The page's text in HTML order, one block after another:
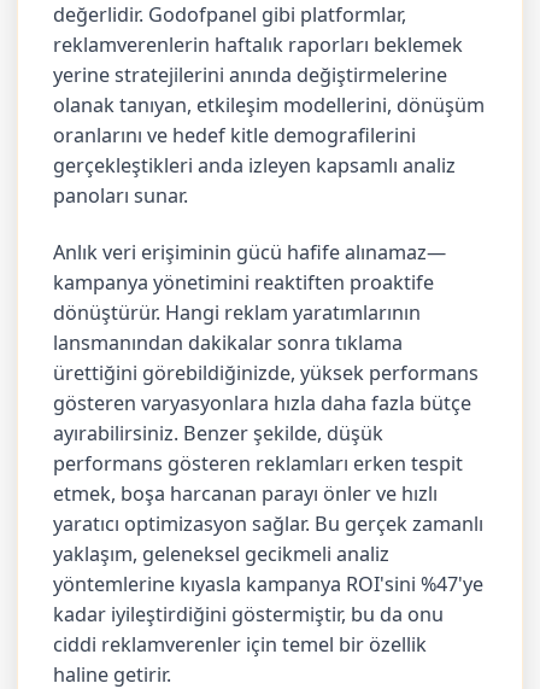
değerlidir. Godofpanel gibi platformlar,
reklamverenlerin haftalık raporları beklemek
yerine stratejilerini anında değiştirmelerine
olanak tanıyan, etkileşim modellerini, dönüşüm
oranlarını ve hedef kitle demografilerini
gerçekleştikleri anda izleyen kapsamlı analiz
panoları sunar.
Anlık veri erişiminin gücü hafife alınamaz—
kampanya yönetimini reaktiften proaktife
dönüştürür. Hangi reklam yaratımlarının
lansmanından dakikalar sonra tıklama
ürettiğini görebildiğinizde, yüksek performans
gösteren varyasyonlara hızla daha fazla bütçe
ayırabilirsiniz. Benzer şekilde, düşük
performans gösteren reklamları erken tespit
etmek, boşa harcanan parayı önler ve hızlı
yaratıcı optimizasyon sağlar. Bu gerçek zamanlı
yaklaşım, geleneksel gecikmeli analiz
yöntemlerine kıyasla kampanya ROI'sini %47'ye
kadar iyileştirdiğini göstermiştir, bu da onu
ciddi reklamverenler için temel bir özellik
haline getirir.